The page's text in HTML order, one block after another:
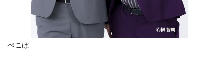
ぺこぱ